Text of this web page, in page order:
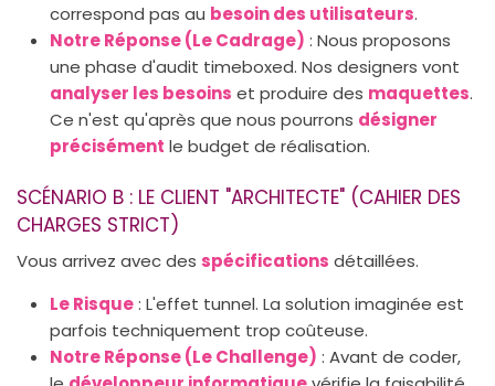
correspond pas au besoin des utilisateurs.
Notre Réponse (Le Cadrage) : Nous proposons
une phase d'audit timeboxed. Nos designers vont
analyser les besoins et produire des maquettes.
Ce n'est qu'après que nous pourrons désigner
précisément le budget de réalisation.
SCÉNARIO B : LE CLIENT "ARCHITECTE" (CAHIER DES
CHARGES STRICT)
Vous arrivez avec des spécifications détaillées.
Le Risque: L'effet tunnel. La solution imaginée est
parfois techniquement trop coûteuse.
Notre Réponse (Le Challenge) : Avant de coder,